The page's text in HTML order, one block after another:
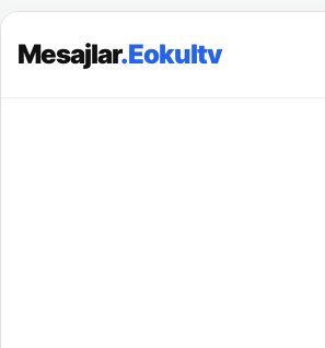
Mesajlar.Eokultv